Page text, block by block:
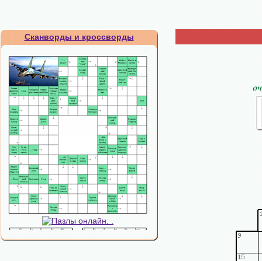
Сканворды и кроссворды